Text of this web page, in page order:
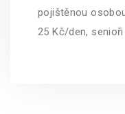
pojištěnou
25 Kč/den,